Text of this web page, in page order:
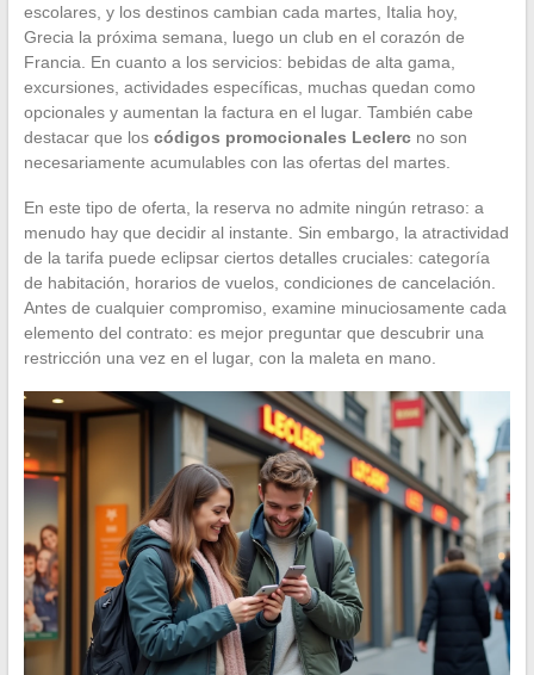
escolares, y los destinos cambian cada martes, Italia hoy,
Grecia la próxima semana, luego un club en el corazón de
Francia. En cuanto a los servicios: bebidas de alta gama,
excursiones, actividades específicas, muchas quedan como
opcionales y aumentan la factura en el lugar. También cabe
destacar que los códigos promocionales Leclercno son
necesariamente acumulables con las ofertas del martes.
En este tipo de oferta, la reserva no admite ningún retraso: a
menudo hay que decidir al instante. Sin embargo, la atractividad
de la tarifa puede eclipsar ciertos detalles cruciales: categoría
de habitación, horarios de vuelos, condiciones de cancelación.
Antes de cualquier compromiso, examine minuciosamente cada
elemento del contrato: es mejor preguntar que descubrir una
restricción una vez en el lugar, con la maleta en mano.